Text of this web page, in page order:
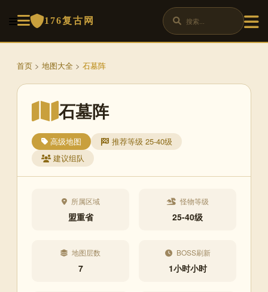
176复古网
首页 > 地图大全 > 石墓阵
石墓阵
高级地图
推荐等级 25-40级
建议组队
所属区域
盟重省
怪物等级
25-40级
地图层数
7
BOSS刷新
1小时小时